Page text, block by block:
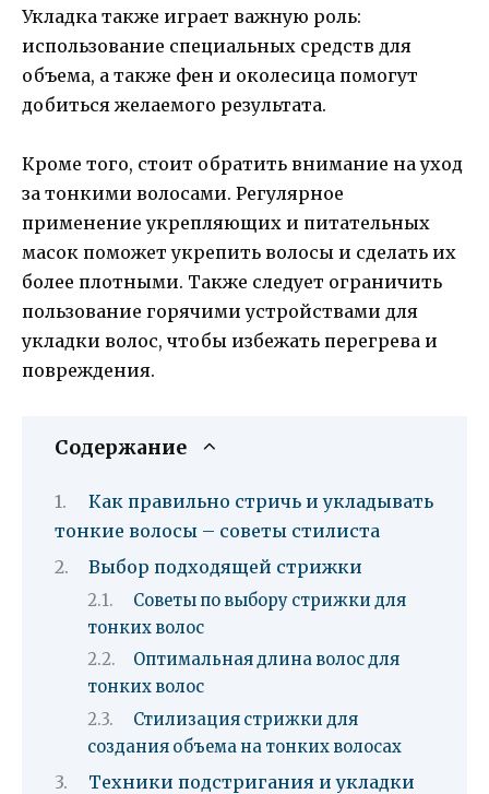
Укладка также играет важную роль:
использование специальных средств для
объема, а также фен и околесица помогут
добиться желаемого результата.
Кроме того, стоит обратить внимание на уход
за тонкими волосами. Регулярное
применение укрепляющих и питательных
масок поможет укрепить волосы и сделать их
более плотными. Также следует ограничить
пользование горячими устройствами для
укладки волос, чтобы избежать перегрева и
повреждения.
Содержание
Как правильно стричь и укладывать
тонкие волосы – советы стилиста
Выбор подходящей стрижки
Советы по выбору стрижки для
тонких волос
Оптимальная длина волос для
тонких волос
Стилизация стрижки для
создания объема на тонких волосах
Техники подстригания и укладки